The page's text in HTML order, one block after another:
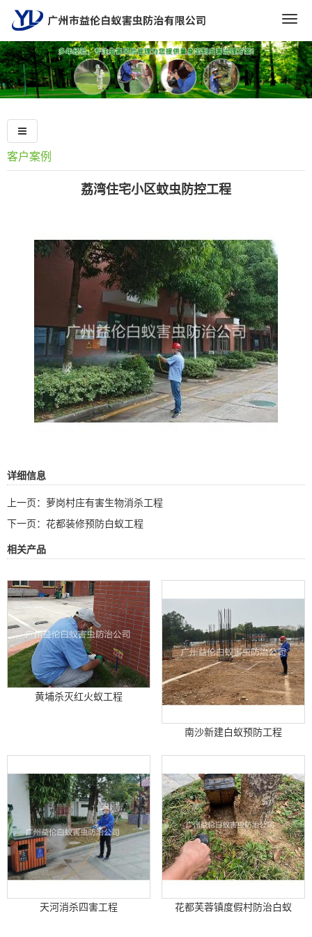
客户案例
荔湾住宅小区蚊虫防控工程
详细信息
上一页： 萝岗村庄有害生物消杀工程
下一页： 花都装修预防白蚁工程
相关产品
黄埔杀灭红火蚁工程
南沙新建白蚁预防工程
天河消杀四害工程 花都芙蓉镇度假村防治白蚁